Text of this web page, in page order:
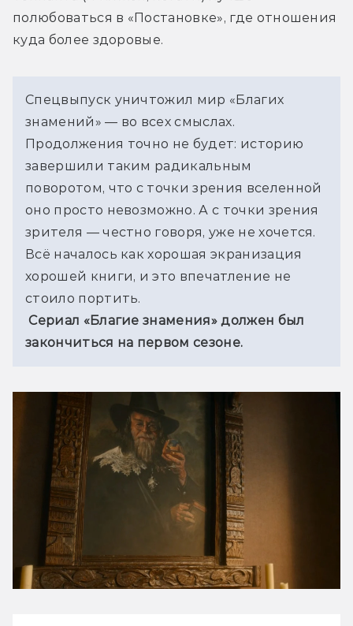
полюбоваться в «Постановке», где отношения
куда более здоровые.
Спецвыпуск уничтожил мир «Благих
знамений» — во всех смыслах.
Продолжения точно не будет: историю
завершили таким радикальным
поворотом, что с точки зрения вселенной
оно просто невозможно. А с точки зрения
зрителя — честно говоря, уже не хочется.
Всё началось как хорошая экранизация
хорошей книги, и это впечатление не
стоило портить.
Сериал «Благие знамения» должен был
закончиться на первом сезоне.